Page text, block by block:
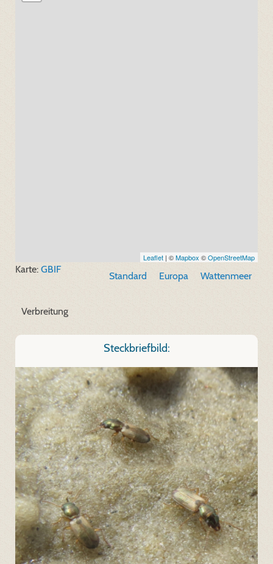
Leaflet | ©Mapbox ©OpenStreetMap
Standard Europa Wattenmeer
Karte: GBIF
Verbreitung
Steckbriefbild: